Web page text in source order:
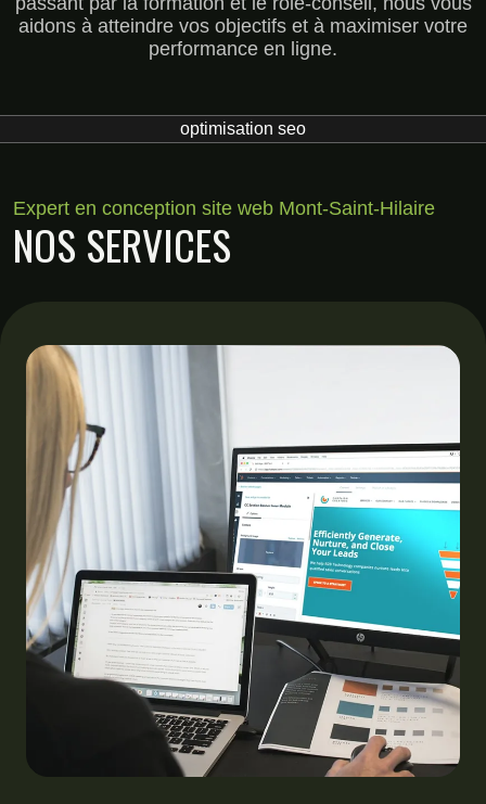
aidons à atteindre vos objectifs et à maximiser votre
performance en ligne.
optimisation seo
Expert en conception site web Mont-Saint-Hilaire
NOS SERVICES